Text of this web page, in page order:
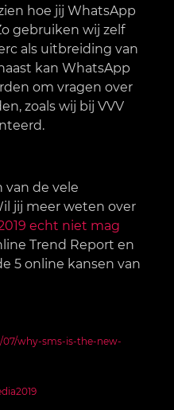
hoe jij WhatsApp
gebruiken wij zelf
als uitbreiding van
kan WhatsApp
om vragen over
zoals wij bij VVV
van de vele
jij meer weten over
echt niet mag
Trend Report en
5 online kansen van
07/why-sms-is-the-new-